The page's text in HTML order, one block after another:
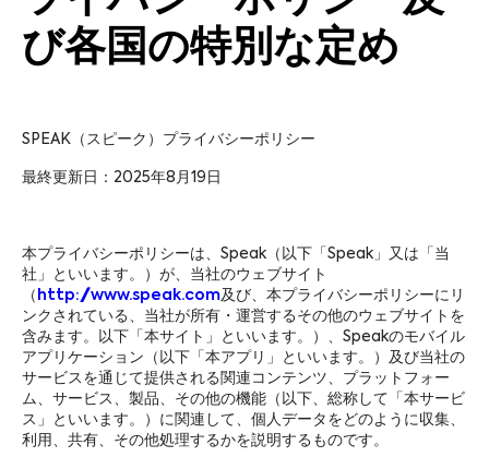
日本語 Español
Português Français
Deutsch
び各国の特別な定め
SPEAK（スピーク）プライバシーポリシー
最終更新日：2025年8月19日
本プライバシーポリシーは、Speak（以下「Speak」又は「当
社」といいます。）が、当社のウェブサイト
（ http://www.speak.com及び、本プライバシーポリシーにリ
ンクされている、当社が所有・運営するその他のウェブサイトを
含みます。以下「本サイト」といいます。）、Speakのモバイル
アプリケーション（以下「本アプリ」といいます。）及び当社の
サービスを通じて提供される関連コンテンツ、プラットフォー
ム、サービス、製品、その他の機能（以下、総称して「本サービ
ス」といいます。）に関連して、個人データをどのように収集、
利用、共有、その他処理するかを説明するものです。